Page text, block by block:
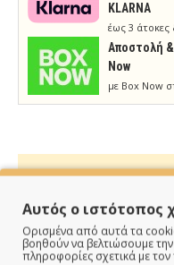
KLARNA
έως 3 άτοκες
Aποστολή
Now
με Box Now
Άμεση αποστολή της
Αυτός ο ιστότοπος
Ορισμένα από αυτά τα
βοηθούν να βελτιώσουμε
πληροφορίες σχετικά με